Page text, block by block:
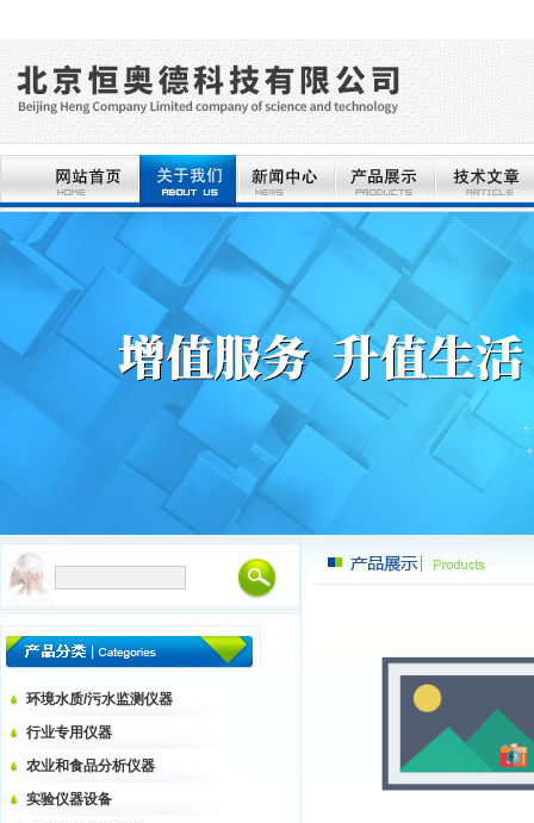
环境水质/污水监测仪器
行业专用仪器
农业和食品分析仪器
实验仪器设备